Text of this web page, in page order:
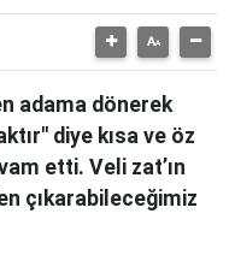
adama dönerek
diye kısa ve öz
etti. Veli zat’ın
çıkarabileceğimiz